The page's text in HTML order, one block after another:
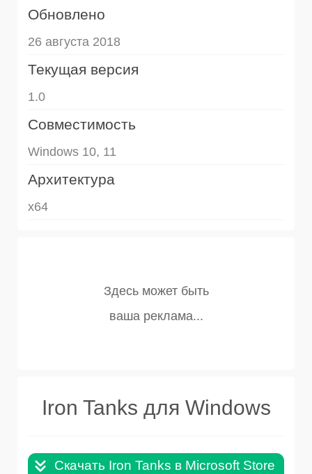
Обновлено
26 августа 2018
Текущая версия
1.0
Совместимость
Windows 10, 11
Архитектура
x64
Iron Tanks для Windows
Скачать Iron Tanks в Microsoft Store .LINK